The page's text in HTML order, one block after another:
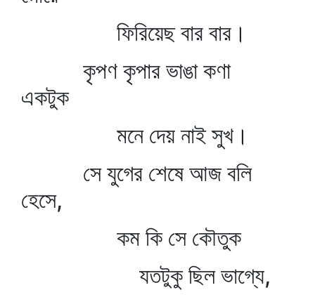
ফিরিয়েছ বার বার।
কৃপণ কৃপার ভাঙা কণা
একটুক
মনে দেয় নাই সুখ।
সে যুগের শেষে আজ বলি
হেসে,
কম কি সে কৌতুক
যতটুকু ছিল ভাগ্যে,